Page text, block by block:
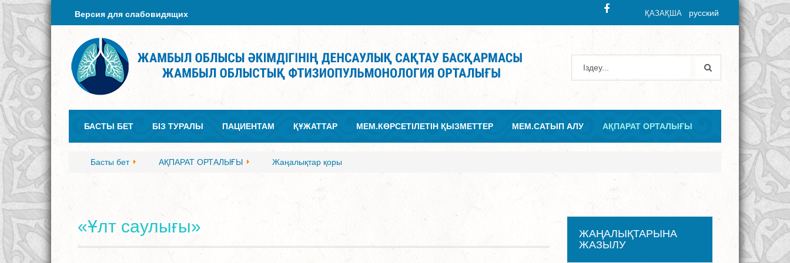
Версия для слабовидящих ҚАЗАҚША русский
БАСТЫ БЕТ БІЗ ТУРАЛЫ ПАЦИЕНТАМ ҚҰЖАТТАР МЕМ.КӨРСЕТІЛЕТІН ҚЫЗМЕТТЕР МЕМ.САТЫП АЛУ АҚПАРАТ ОРТАЛЫҒЫ
Басты бет АҚПАРАТ ОРТАЛЫҒЫ Жаңалықтар қоры
«Ұлт саулығы»
ЖАҢАЛЫҚТАРЫНА
ЖАЗЫЛУ